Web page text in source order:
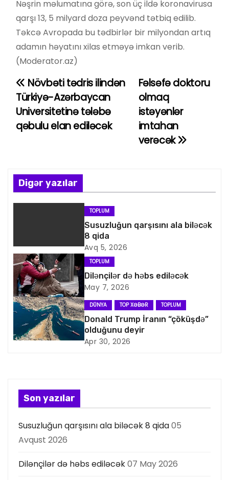
Nəşrin məlumatına görə, son üç ildə koronavirusa
qarşı 13, 5 milyard doza peyvənd tətbiq edilib.
Təkcə Avropada bu tədbirlər bir milyondan artıq
adamın həyatını xilas etməyə imkan verib.
(Moderator.az)
Y
a
z
n
a
q
a
s
i
y
s
ı
Fəlsəfə doktoru
olmaq
istəyənlər
imtahan
verəcək
Növbəti tədris ilindən
Türkiyə-Azərbaycan
Universitetinə tələbə
qəbulu elan ediləcək
Digər yazılar
TOPLUM
Susuzluğun qarşısını ala biləcək
8 qida
Avq 5, 2026
TOPLUM
Dilənçilər də həbs ediləcək
May 7, 2026
DÜNYA TOP XƏBƏR TOPLUM
Donald Trump İranın “çöküşdə”
olduğunu deyir
Apr 30, 2026
Son yazılar
Susuzluğun qarşısını ala biləcək 8 qida05
Avqust 2026
Dilənçilər də həbs ediləcək07 May 2026